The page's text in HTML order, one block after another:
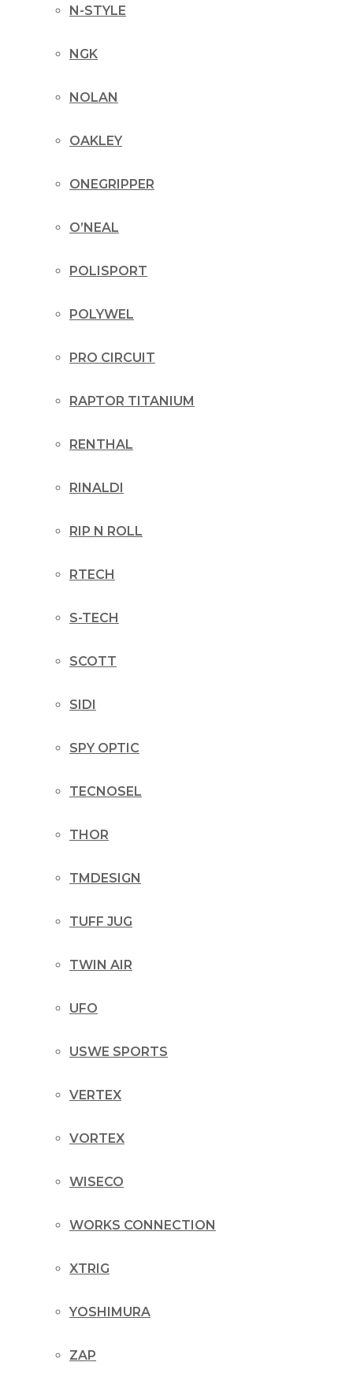
N-STYLE
NGK
NOLAN
OAKLEY
ONEGRIPPER
O’NEAL
POLISPORT
POLYWEL
PRO CIRCUIT
RAPTOR TITANIUM
RENTHAL
RINALDI
RIP N ROLL
RTECH
S-TECH
SCOTT
SIDI
SPY OPTIC
TECNOSEL
THOR
TMDESIGN
TUFF JUG
TWIN AIR
UFO
USWE SPORTS
VERTEX
VORTEX
WISECO
WORKS CONNECTION
XTRIG
YOSHIMURA
ZAP